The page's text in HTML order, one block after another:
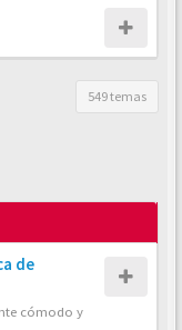
549 temas
de
cómodo y